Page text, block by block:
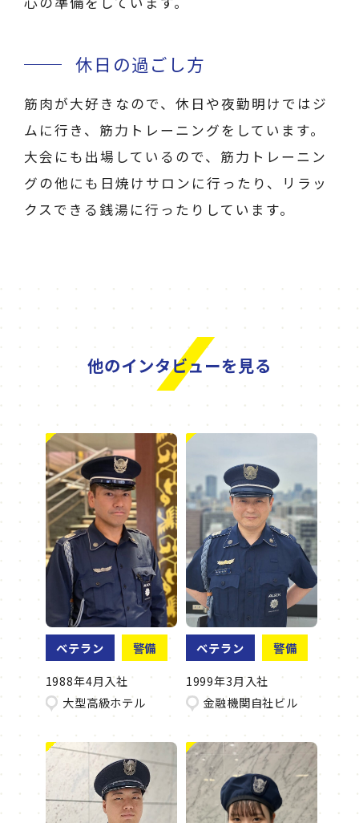
休日の過ごし方
筋肉が大好きなので、休日や夜勤明けではジ
ムに行き、筋力トレーニングをしています。
大会にも出場しているので、筋力トレーニン
グの他にも日焼けサロンに行ったり、リラッ
クスできる銭湯に行ったりしています。
他のインタビューを見る
ベテラン
警備
1988年4月入社
大型高級ホテル
ベテラン
警備
1999年3月入社
金融機関自社ビル